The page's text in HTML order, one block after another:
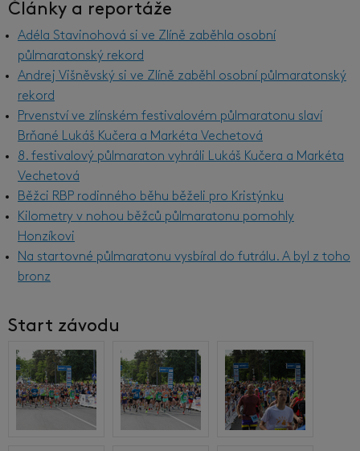
Články a reportáže
Adéla Stavinohová si ve Zlíně zaběhla osobní
půlmaratonský rekord
Andrej Višněvský si ve Zlíně zaběhl osobní půlmaratonský
rekord
Prvenství ve zlínském festivalovém půlmaratonu slaví
Brňané Lukáš Kučera a Markéta Vechetová
8. festivalový půlmaraton vyhráli Lukáš Kučera a Markéta
Vechetová
Běžci RBP rodinného běhu běželi pro Kristýnku
Kilometry v nohou běžců půlmaratonu pomohly
Honzíkovi
Na startovné půlmaratonu vysbíral do futrálu. A byl z toho
bronz
Start závodu